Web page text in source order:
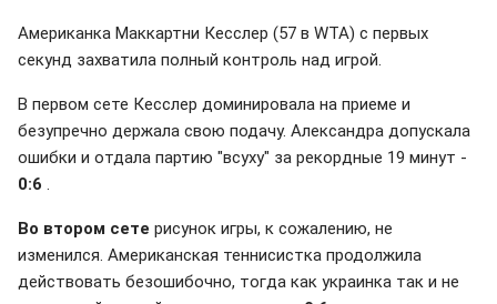
Американка Маккартни Кесслер (57 в WTA) с первых
секунд захватила полный контроль над игрой.
В первом сете Кесслер доминировала на приеме и
безупречно держала свою подачу. Александра допускала
ошибки и отдала партию "всуху" за рекордные 19 минут -
0:6
Во втором сете рисунок игры, к сожалению, не
изменился. Американская теннисистка продолжила
действовать безошибочно, тогда как украинка так и не